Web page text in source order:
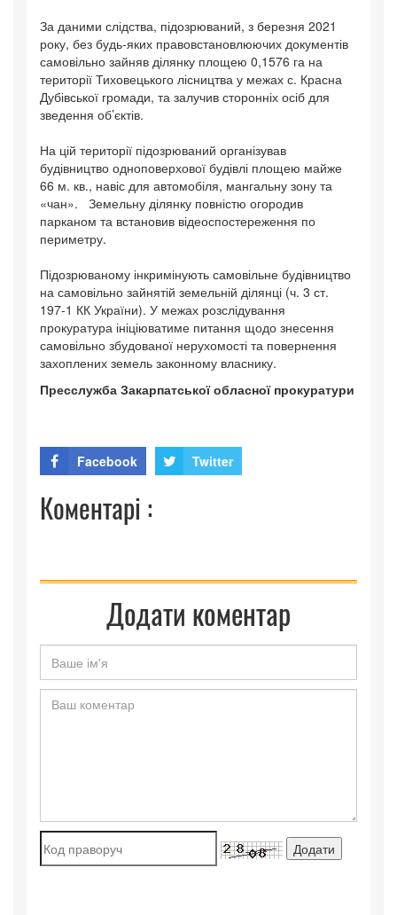
За даними слідства, підозрюваний, з березня 2021
року, без будь-яких правовстановлюючих документів
самовільно зайняв ділянку площею 0,1576 га на
території Тиховецького лісництва у межах с. Красна
Дубівської громади, та залучив сторонніх осіб для
зведення об’єктів.
На цій території підозрюваний організував
будівництво одноповерхової будівлі площею майже
66 м. кв., навіс для автомобіля, мангальну зону та
«чан». Земельну ділянку повністю огородив
парканом та встановив відеоспостереження по
периметру.
Підозрюваному інкримінують самовільне будівництво
на самовільно зайнятій земельній ділянці (ч. 3 ст.
197-1 КК України). У межах розслідування
прокуратура ініціюватиме питання щодо знесення
самовільно збудованої нерухомості та повернення
захоплених земель законному власнику.
Пресслужба Закарпатської обласної прокуратури
Facebook Twitter
Коментарі :
Додати коментар